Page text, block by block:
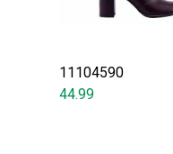
11104590
44.99